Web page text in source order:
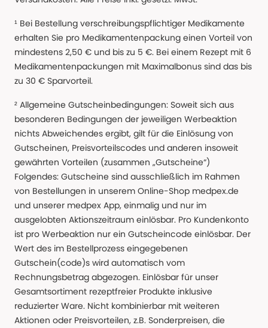
¹ Bei Bestellung verschreibungspflichtiger Medikamente
erhalten Sie pro Medikamentenpackung einen Vorteil von
mindestens 2,50 € und bis zu 5 €. Bei einem Rezept mit 6
Medikamentenpackungen mit Maximalbonus sind das bis
zu 30 € Sparvorteil.
² Allgemeine Gutscheinbedingungen: Soweit sich aus
besonderen Bedingungen der jeweiligen Werbeaktion
nichts Abweichendes ergibt, gilt für die Einlösung von
Gutscheinen, Preisvorteilscodes und anderen insoweit
gewährten Vorteilen (zusammen „Gutscheine“)
Folgendes: Gutscheine sind ausschließlich im Rahmen
von Bestellungen in unserem Online-Shop medpex.de
und unserer medpex App, einmalig und nur im
ausgelobten Aktionszeitraum einlösbar. Pro Kundenkonto
ist pro Werbeaktion nur ein Gutscheincode einlösbar. Der
Wert des im Bestellprozess eingegebenen
Gutschein(code)s wird automatisch vom
Rechnungsbetrag abgezogen. Einlösbar für unser
Gesamtsortiment rezeptfreier Produkte inklusive
reduzierter Ware. Nicht kombinierbar mit weiteren
Aktionen oder Preisvorteilen, z.B. Sonderpreisen, die